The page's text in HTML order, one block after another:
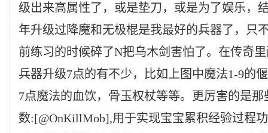
级出来高属性了，或是垫刀，或是为了娱乐，
年升级过降魔和无极棍是我最好的兵器了，只
前练习的时候碎了N把乌木剑害怕了。在传奇
兵器升级7点的有不少，比如上图中魔法1-9的
7点魔法的血饮，骨玉权杖等等。更厉害的是
数:[@OnKillMob],用于实现宝宝累积经验过程